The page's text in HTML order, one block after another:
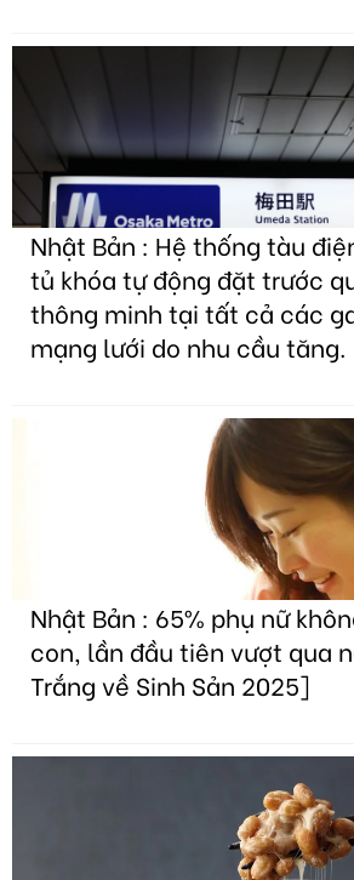
Nhật Bản : Hệ thống tàu
tủ khóa tự động đặt trước
thông minh tại tất cả các
mạng lưới do nhu cầu tăng.
Nhật Bản : 65% phụ nữ
con, lần đầu tiên vượt qua
Trắng về Sinh Sản 2025]